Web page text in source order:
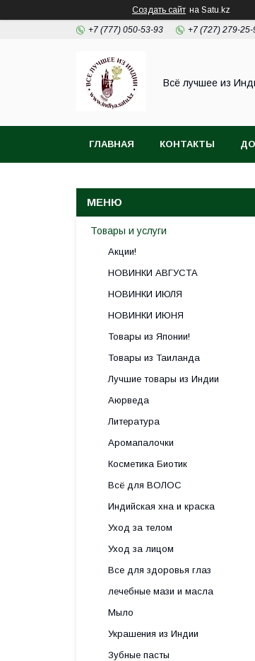
Создать сайт на Satu.kz
+7 (777) 050-53-93 +7 (727) 279-25-
Всё лучшее из
ГЛАВНАЯ КОНТАКТЫ
Товары и услуги
Акции!
НОВИНКИ АВГУСТА
НОВИНКИ ИЮЛЯ
НОВИНКИ ИЮНЯ
Товары из Японии!
Товары из Таиланда
Лучшие товары из Индии
Аюрведа
Литература
Аромапалочки
Косметика Биотик
Всё для ВОЛОС
Индийская хна и краска
Уход за телом
Уход за лицом
Все для здоровья глаз
лечебные мази и масла
Мыло
Украшения из Индии
Зубные пасты